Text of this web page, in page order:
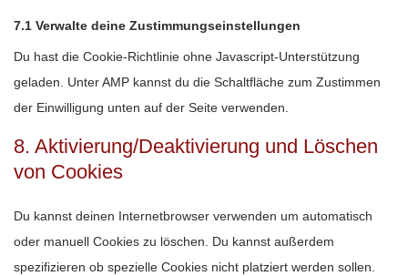
7.1 Verwalte deine Zustimmungseinstellungen
Du hast die Cookie-Richtlinie ohne Javascript-Unterstützung
geladen. Unter AMP kannst du die Schaltfläche zum Zustimmen
der Einwilligung unten auf der Seite verwenden.
8. Aktivierung/Deaktivierung und Löschen
von Cookies
Du kannst deinen Internetbrowser verwenden um automatisch
oder manuell Cookies zu löschen. Du kannst außerdem
spezifizieren ob spezielle Cookies nicht platziert werden sollen.